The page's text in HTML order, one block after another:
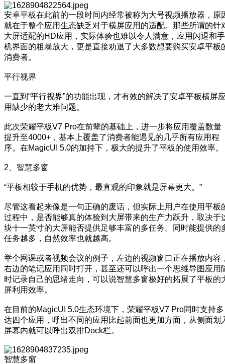
安卓平板在此前的一段时间内经常被称为大号视频播放器，原
就在于整个应用生态缺乏对于横屏应用的适配。那些所谓的针
大屏适配的HD应用，实际体验也难以令人满意，应用闪退和手
机界面的粗暴放大，更是直接劝退了大多数想要购买安卓平板
消费者。
平行视界
一直到“平行视界”的功能出现，才有效的解决了安卓平板横屏
用缺少的老大难问题。
此次荣耀平板V7 Pro在前辈的基础上，进一步将应用覆盖数量
提升至4000+，基本上覆盖了消费者能遇见的几乎所有应用程
序。在MagicUI 5.0的加持下，极大的提升了平板的使用效率。
2、智慧多窗
“平板相较于手机的优势，最直观的印象就是屏幕更大。”
尽管这看起来像是一句正确的废话，但实际上用户在使用平板
过程中，是否能够真的体验到大屏带来的生产力跃升，取决于
块十一英寸的大屏能否提供足够丰富的多任务。同时能提供的
任务越多，自然效率也就越高。
举个网课或者视频会议的例子，左边的视频窗口正在播放内容
右边的笔记应用同时打开，甚至还可以呼出一个思维导图应用
时记录自己的思绪走向，可以说智慧多窗极好的拓展了平板的
屏利用效率。
在目前的MagicUI 5.0生态环境下，荣耀平板V7 Pro同时支持多
达四个应用，呼出不同的应用比起前面也更加方面，从侧面划
屏幕内就可以呼出双排Dock栏。
智慧多窗